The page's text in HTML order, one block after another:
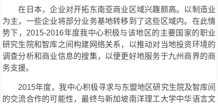
在日本，企业对开拓东南亚商业区域兴趣颇高。以制造业
为主，一些企业将部分业务基地转移到了这些区域内。在此情
势下，2015-2016年度我中心积极与该地区的主要国家的职业
研究生院和智库之间构建网络关系，以推动对当地投资环境的
调查分析和商业信息的搜集，以便更好地服务于九州商界的商
务支援。
2015年度，我中心积极寻求与东盟地区研究生院及智库间
的交流合作的可能性，最终与新加坡南洋理工大学中华语言文